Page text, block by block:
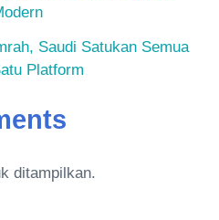
Saudi Satukan Semua
Platform
ditampilkan.